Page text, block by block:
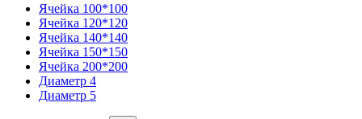
Ячейка 100*100
Ячейка 120*120
Ячейка 140*140
Ячейка 150*150
Ячейка 200*200
Диаметр 4
Диаметр 5